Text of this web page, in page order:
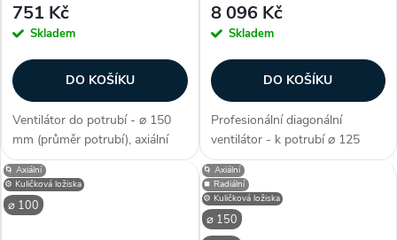
751 Kč
Skladem
DO KOŠÍKU
Ventilátor do potrubí - ⌀ 150
mm (průměr potrubí), axiální
konstrukce, vhodný k zasunutí
do stěny či krátkého potrubí,
montážní nástavec pro
připevnění, průtok vzduchu 257
8 096 Kč
Skladem
DO KOŠÍKU
Profesionální diagonální
ventilátor - k potrubí ⌀ 125
mm, 2100 ot./min, průtok 330
m³/h, příkon 27 W, proud 0,12
A, tichý (23 db/A), materiál
pláště plast, jednootáčkový,...
⚙️ Kuličková ložiska
⌀ 100
🌀 Axiální
⚙️ Kuličková ložiska
⌀ 150
🌀 Axiální
⏹️ Radiální